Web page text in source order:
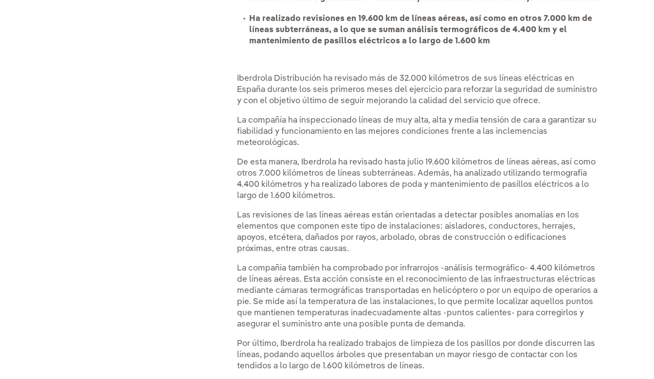
Ha realizado revisiones en 19.600 km de líneas aéreas, así como en otros 7.000 km de
líneas subterráneas, a lo que se suman análisis termográficos de 4.400 km y el
mantenimiento de pasillos eléctricos a lo largo de 1.600 km
Iberdrola Distribución ha revisado más de 32.000 kilómetros de sus líneas eléctricas en
España durante los seis primeros meses del ejercicio para reforzar la seguridad de suministro
y con el objetivo último de seguir mejorando la calidad del servicio que ofrece.
La compañía ha inspeccionado líneas de muy alta, alta y media tensión de cara a garantizar su
fiabilidad y funcionamiento en las mejores condiciones frente a las inclemencias
meteorológicas.
De esta manera, Iberdrola ha revisado hasta julio 19.600 kilómetros de líneas aéreas, así como
otros 7.000 kilómetros de líneas subterráneas. Además, ha analizado utilizando termografía
4.400 kilómetros y ha realizado labores de poda y mantenimiento de pasillos eléctricos a lo
largo de 1.600 kilómetros.
Las revisiones de las líneas aéreas están orientadas a detectar posibles anomalías en los
elementos que componen este tipo de instalaciones: aisladores, conductores, herrajes,
apoyos, etcétera, dañados por rayos, arbolado, obras de construcción o edificaciones
próximas, entre otras causas.
La compañía también ha comprobado por infrarrojos -análisis termográfico- 4.400 kilómetros
de líneas aéreas. Esta acción consiste en el reconocimiento de las infraestructuras eléctricas
mediante cámaras termográficas transportadas en helicóptero o por un equipo de operarios a
pie. Se mide así la temperatura de las instalaciones, lo que permite localizar aquellos puntos
que mantienen temperaturas inadecuadamente altas -puntos calientes- para corregirlos y
asegurar el suministro ante una posible punta de demanda.
Por último, Iberdrola ha realizado trabajos de limpieza de los pasillos por donde discurren las
líneas, podando aquellos árboles que presentaban un mayor riesgo de contactar con los
tendidos a lo largo de 1.600 kilómetros de líneas.